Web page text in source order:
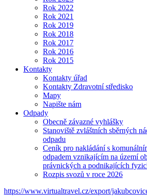
Rok 2022
Rok 2021
Rok 2019
Rok 2018
Rok 2017
Rok 2016
Rok 2015
Kontakty
Kontakty úřad
Kontakty Zdravotní středisko
Mapy
Napište nám
Odpady
Obecně závazné vyhlášky
Stanoviště zvláštních sběrných
odpadu
Ceník pro nakládání s
odpadem vznikajícím na území
právnických a podnikajících
Rozpis svozů v roce 2026
https://www.virtualtravel.cz/export/